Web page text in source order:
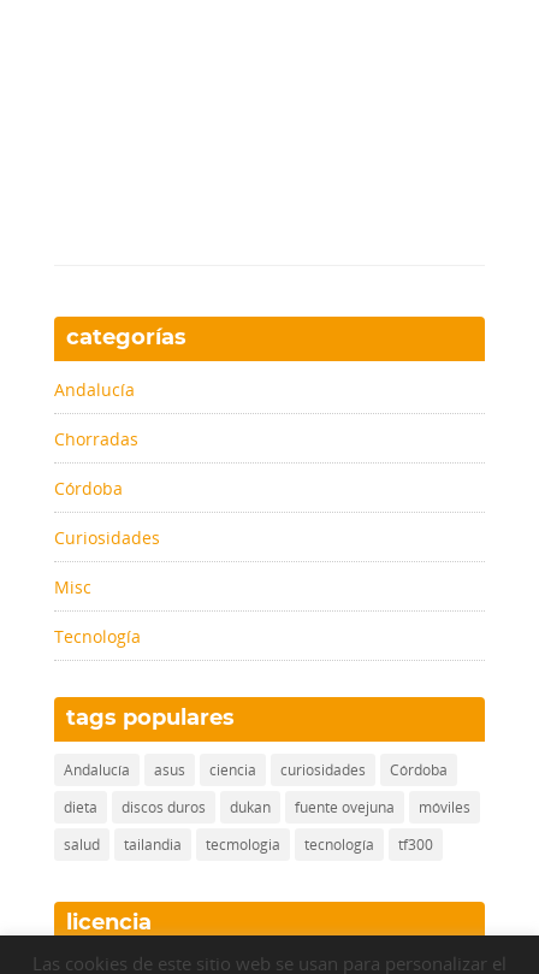
categorías
Andalucía
Chorradas
Córdoba
Curiosidades
Misc
Tecnología
tags populares
Andalucía asus ciencia curiosidades
Córdoba
dieta
discos duros dukan fuente ovejuna
móviles
salud
tailandia tecmologia tecnología tf300
licencia
Las cookies de este sitio web se usan para personalizar el